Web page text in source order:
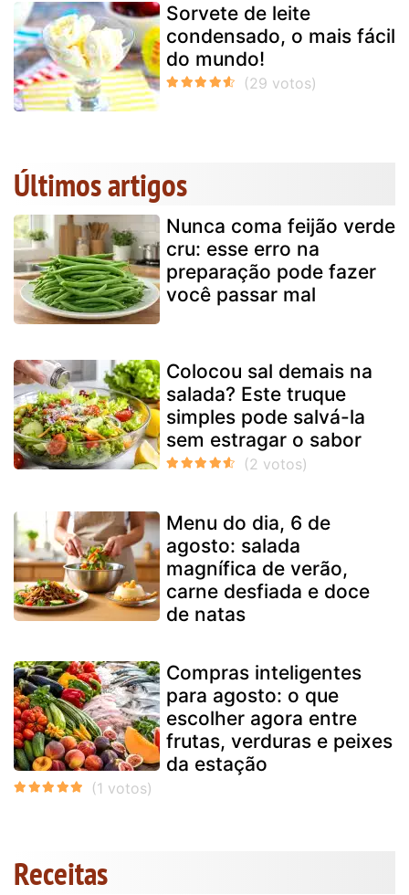
Sorvete de leite
condensado, o mais fácil
do mundo!
Últimos artigos
Nunca coma feijão verde
cru: esse erro na
preparação pode fazer
você passar mal
Colocou sal demais na
salada? Este truque
simples pode salvá-la
sem estragar o sabor
Menu do dia, 6 de
agosto: salada
magnífica de verão,
carne desfiada e doce
de natas
Compras inteligentes
para agosto: o que
escolher agora entre
frutas, verduras e peixes
da estação
Receitas